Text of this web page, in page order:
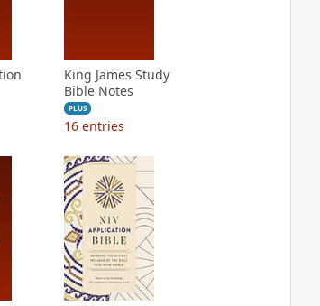
King James Study
Bible Notes
PLUS
16 entries